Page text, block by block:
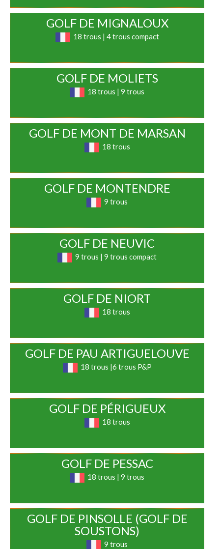
GOLF DE MIGNALOUX
18 trous | 4 trous compact
GOLF DE MOLIETS
18 trous | 9 trous
GOLF DE MONT DE MARSAN
18 trous
GOLF DE MONTENDRE
9 trous
GOLF DE NEUVIC
9 trous | 9 trous compact
GOLF DE NIORT
18 trous
GOLF DE PAU ARTIGUELOUVE
18 trous |6 trous P&P
GOLF DE PÉRIGUEUX
18 trous
GOLF DE PESSAC
18 trous | 9 trous
GOLF DE PINSOLLE (GOLF DE
SOUSTONS)
9 trous